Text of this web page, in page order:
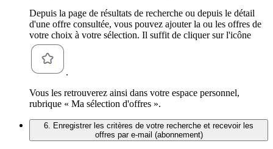
Depuis la page de résultats de recherche ou depuis le détail
d'une offre consultée, vous pouvez ajouter la ou les offres de
votre choix à votre sélection. Il suffit de cliquer sur l'icône
.
Vous les retrouverez ainsi dans votre espace personnel,
rubrique « Ma sélection d'offres ».
6. Enregistrer les critères de votre recherche et recevoir les
offres par e-mail (abonnement)